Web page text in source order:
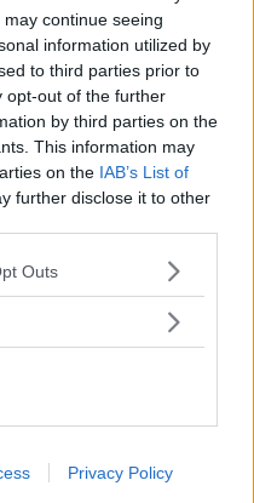
continue seeing
information utilized by
to third parties prior to
opt-out of the further
by third parties on the
This information may
on the IAB’s List of
further disclose it to other
one or more Google
You may click to
in below Google
Outs
Privacy Policy
kompletteras med så kallade
om att
det inte verkar finnas